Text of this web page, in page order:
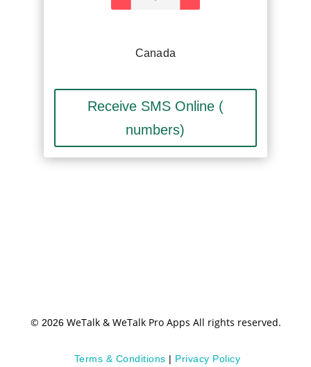
Canada
Receive SMS Online (
numbers)
© 2026WeTalk & WeTalk Pro Apps All rights reserved.
Terms & Conditions | Privacy Policy